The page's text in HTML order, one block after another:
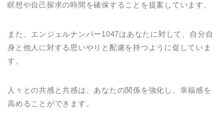
瞑想や自己探求の時間を確保することを提案しています。
また、エンジェルナンバー1047はあなたに対して、自分自
身と他人に対する思いやりと配慮を持つように促していま
す。
人々との共感と共感は、あなたの関係を強化し、幸福感を
高めることができます。